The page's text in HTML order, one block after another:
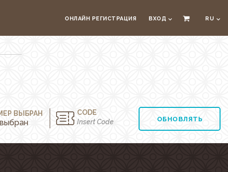
ОНЛАЙН РЕГИСТРАЦИЯ ВХОД RU
ВЫБРАН CODE
ОБНОВЛЯТЬ